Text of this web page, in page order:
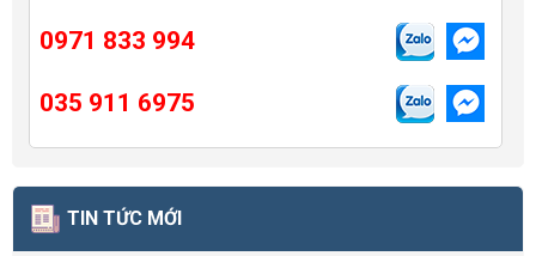
0971 833 994
035 911 6975
TIN TỨC MỚI